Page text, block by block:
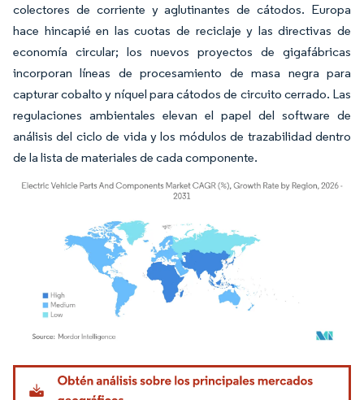
colectores de corriente y aglutinantes de cátodos. Europa
hace hincapié en las cuotas de reciclaje y las directivas de
economía circular; los nuevos proyectos de gigafábricas
incorporan líneas de procesamiento de masa negra para
capturar cobalto y níquel para cátodos de circuito cerrado. Las
regulaciones ambientales elevan el papel del software de
análisis del ciclo de vida y los módulos de trazabilidad dentro
de la lista de materiales de cada componente.
Imagen © Mordor Intelligence. El uso requiere atribución según CC BY 4.0.